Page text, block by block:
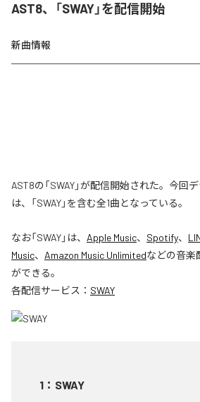
AST8、「SWAY」を配信開始
新曲情報
AST8の「SWAY」が配信開始された。今回
は、「SWAY」を含む全1曲となっている。
なお「SWAY」は、 Apple Music、 Spotify、
Music、 Amazon Music Unlimitedなどの音楽
ができる。
各配信サービス： SWAY
1 ： SWAY